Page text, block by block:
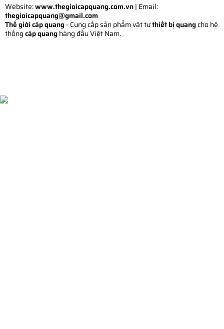
Website:www.thegioicapquang.com.vn| Email:
thegioicapquang@gmail.com
Thế giới cáp quang- Cung cấp sản phẩm vật tưthiết bị quangcho hệ
thốngcáp quanghàng đầu Việt Nam.